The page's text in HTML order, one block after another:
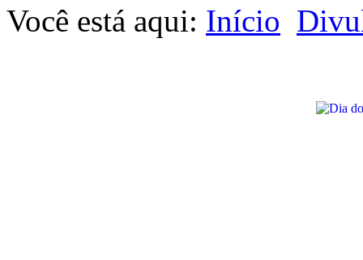
Você está aqui: Início